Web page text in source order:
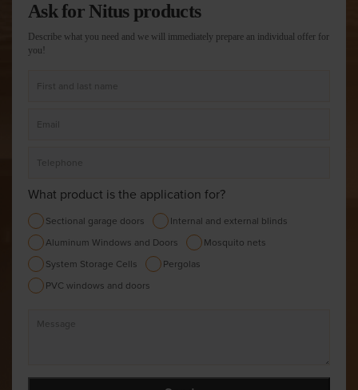
Ask for Nitus products
Describe what you need and we will immediately prepare an individual offer for
you!
What product is the application for?
Sectional garage doors
Internal and external blinds
Aluminum Windows and Doors
Mosquito nets
System Storage Cells
Pergolas
PVC windows and doors